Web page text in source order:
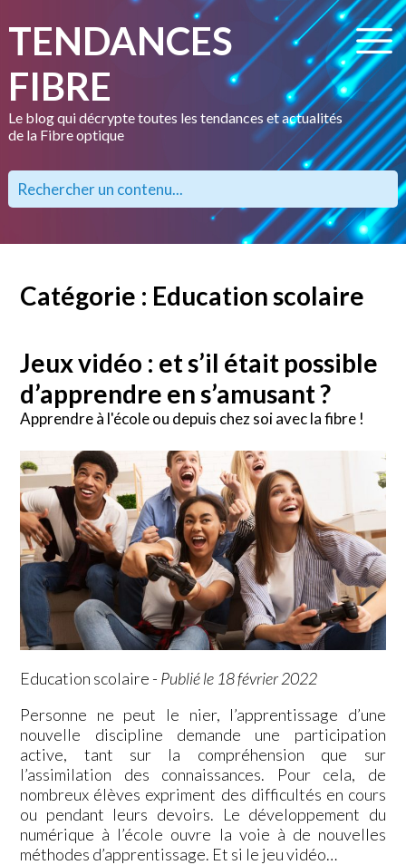
TENDANCES
FIBRE
Le blog qui décrypte toutes les tendances et actualités
de la Fibre optique
Catégorie : Education scolaire
Jeux vidéo : et s’il était possible
d’apprendre en s’amusant ?
Apprendre à l'école ou depuis chez soi avec la fibre !
Education scolaire - Publié le 18 février 2022
Personne ne peut le nier, l’apprentissage d’une
nouvelle discipline demande une participation
active, tant sur la compréhension que sur
l’assimilation des connaissances. Pour cela, de
nombreux élèves expriment des difficultés en cours
ou pendant leurs devoirs. Le développement du
numérique à l’école ouvre la voie à de nouvelles
méthodes d’apprentissage. Et si le jeu vidéo…